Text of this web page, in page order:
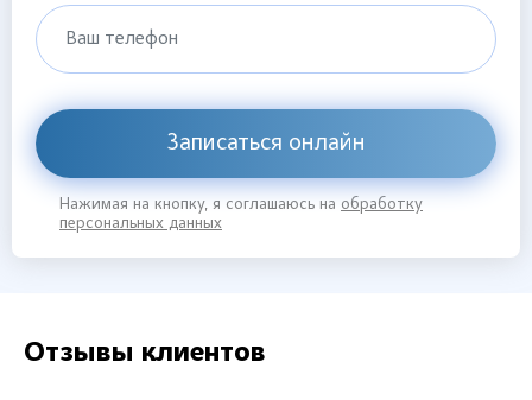
Ваш телефон
Записаться онлайн
Нажимая на кнопку, я соглашаюсь на обработку
персональных данных
Отзывы клиентов